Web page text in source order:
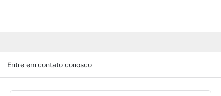
Entre em contato conosco